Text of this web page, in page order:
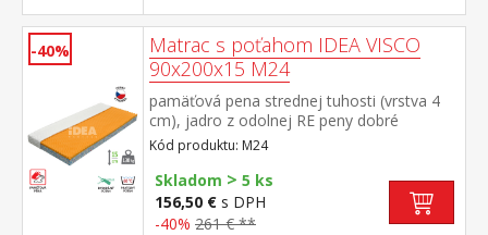
snímateľný a prateľný do 40 °C odporúčaná
nosnosť do 120 kg
-40%
Matrac s poťahom IDEA VISCO
90x200x15 M24
pamäťová pena strednej tuhosti (vrstva 4
cm), jadro z odolnej RE peny dobré
ortopedické vlastností a dlhá životnosť
matraca vhodný pre všetky typy roštov
poťah priedušný, vyrobený z dvoch častí,
snímateľný a prateľný do 60 °C odporúčaná
nosnosť do 130 kg
Kód produktu: M24
Skladom > 5 ks
156,50 € s DPH
-40% 261 € **